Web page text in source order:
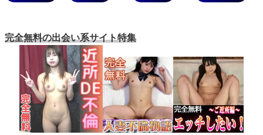
完全無料の出会い系サイト特集